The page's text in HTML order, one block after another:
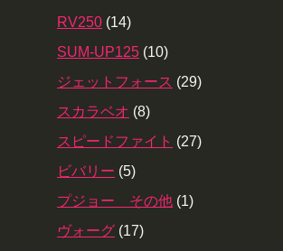
RV250 (14)
SUM-UP125 (10)
ジェットフォース (29)
スカラベオ (8)
スピードファイト (27)
ビバリー (5)
プジョー その他 (1)
ヴォーグ (17)